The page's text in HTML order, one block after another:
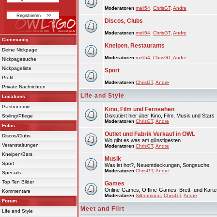
Community
Deine Nickpage
Nickpagesuche
Nickpageliste
Profil
Private Nachrichten
Locations
Gastronomie
Styling/Pflege
Fotos
Discos/Clubs
Veranstaltungen
Kneipen/Bars
Sport
Specials
Top Ten Bilder
Kommentare
Forum
Life and Style
Moderatoren meli54 ChrisGT, Andre
Discos, Clubs
Moderatoren meli54 ChrisGT, Andre
Kneipen, Restaurants
Moderatoren meli54 ChrisGT, Andre
Sport
Moderatoren ChrisGT, Andre
Life and Style
Kino, Film und Fernsehen
Diskutiert hier über Kino, Film, Musik und Stars
Moderatoren ChrisGT, Andre
Outlet und Fabrik Verkauf in OWL
Wo gibt es was am günstigesten.
Moderatoren ChrisGT, Andre
Musik
Was ist hot?, Neuentdeckungen, Songsuche
Moderatoren ChrisGT, Andre
Games
Online-Games, Offline-Games, Brett- und
Moderatoren Silbermond ChrisGT, Andre
Meet and Flirt